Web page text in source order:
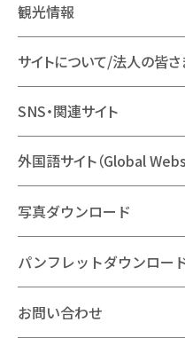
観光情報
サイトについて/法人の皆さ
SNS・関連サイト
外国語サイト（Global
写真ダウンロード
パンフレットダウンロー
お問い合わせ